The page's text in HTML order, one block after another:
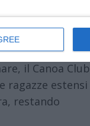
del
Flegreo e
il Canoa Club
ragazze estensi
restando